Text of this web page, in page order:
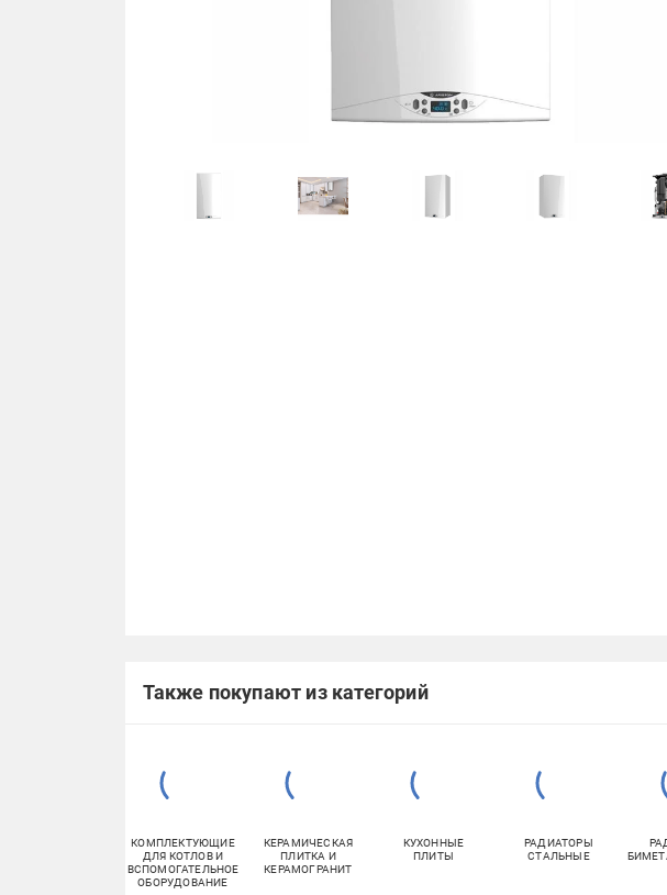
Также покупают из категорий
КОМПЛЕКТУЮЩИЕ
ДЛЯ КОТЛОВ И
ВСПОМОГАТЕЛЬНОЕ
ОБОРУДОВАНИЕ
КЕРАМИЧЕСКАЯ
ПЛИТКА И
КЕРАМОГРАНИТ
КУХОННЫЕ
ПЛИТЫ
РАДИАТОРЫ
СТАЛЬНЫЕ